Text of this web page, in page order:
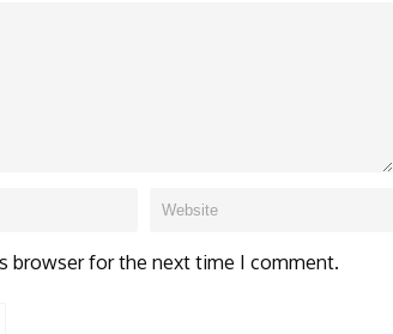
browser for the next time I comment.